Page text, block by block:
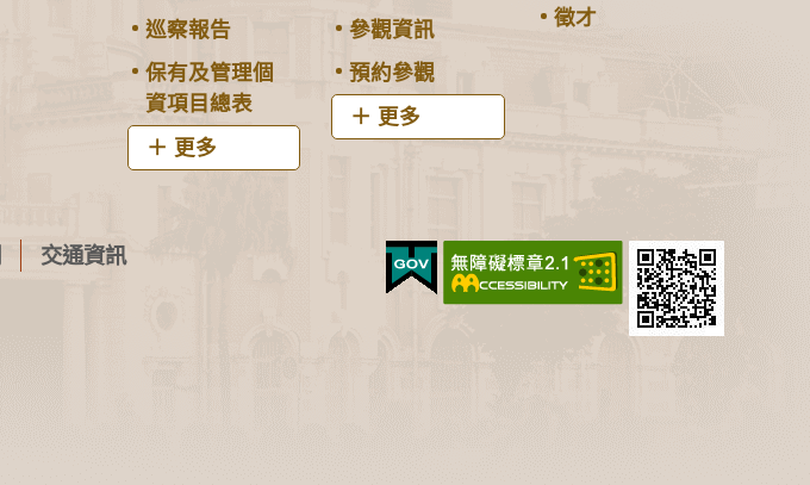
巡察報告
保有及管理個
資項目總表
更多
參觀資訊
預約參觀
更多
徵才
交通資訊